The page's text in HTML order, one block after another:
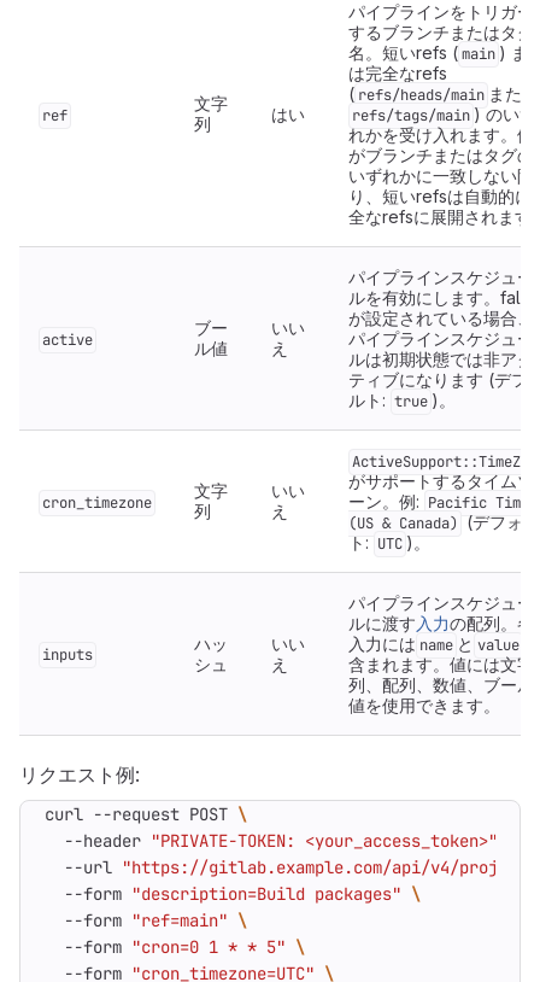
ref
文字
列
はい
パイプラインをトリガー
するブランチまたはタグ
名。短いrefs (main ) ま
は完全なrefs
( refs/heads/main または
refs/tags/main ) のいず
れかを受け入れます。値
がブランチまたはタグの
いずれかに一致しない限
り、短いrefsは自動的に
全なrefsに展開されます
active
ブー
ル値
いい
え
パイプラインスケジュー
ルを有効にします。false
が設定されている場合、
パイプラインスケジュー
ルは初期状態では非アク
ティブになります (デフ
ルト: true )。
cron_timezone
文字
列
いい
え
がサポートするタイムゾ
ーン。例: Pacific Time
(US & Canada)
(デフォル
ト: UTC )。
inputs
ハッ
シュ
いい
え
パイプラインスケジュー
ルに渡す 入力の配列。各
入力には name と value
含まれます。値には文字
列、配列、数値、ブール
値を使用できます。
リクエスト例:
curl --request POST
  --header
"PRIVATE-TOKEN: <your_access_token>"
  --url
"https://gitlab.example.com/api/v4/
  --form
"description=Build packages"
  --form
"ref=main"
  --form
"cron=0 1 * * 5"
  --form
"cron_timezone=UTC"